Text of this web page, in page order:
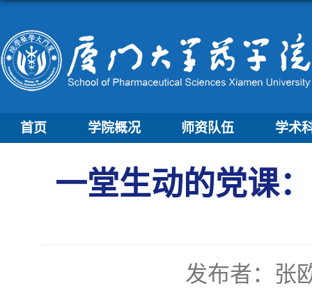
首页 学院概况 师资队伍 学术
一堂生动的党课
发布者：张